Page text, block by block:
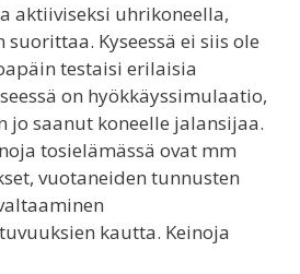
aktiiviseksi uhrikoneella,
Kyseessä ei siis ole
testaisi erilaisia
on hyökkäyssimulaatio,
jo saanut koneelle jalansijaa.
tosielämässä ovat mm
vuotaneiden tunnusten
kautta. Keinoja